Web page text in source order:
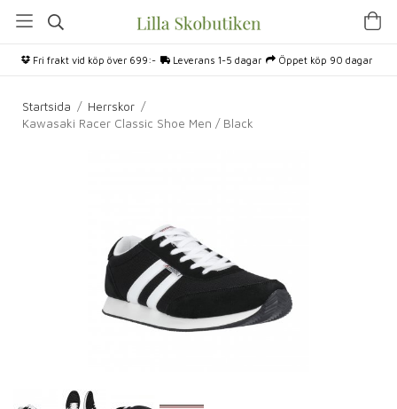
Fri frakt vid köp över 699:- Leverans 1-5 dagar Öppet köp 90 dagar
Startsida / Herrskor /
Kawasaki Racer Classic Shoe Men / Black